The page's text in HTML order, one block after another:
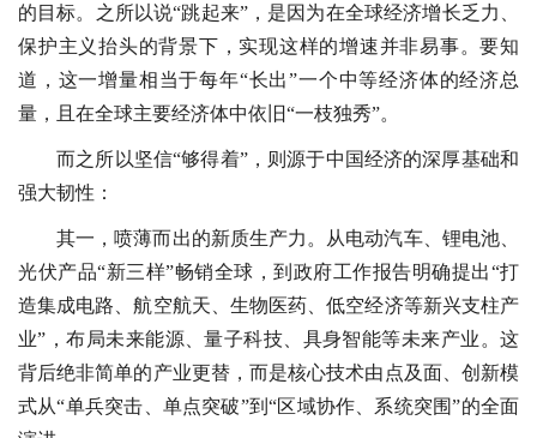
的目标。之所以说“跳起来”，是因为在全球经济增长乏力、
保护主义抬头的背景下，实现这样的增速并非易事。要知
道，这一增量相当于每年“长出”一个中等经济体的经济总
量，且在全球主要经济体中依旧“一枝独秀”。
而之所以坚信“够得着”，则源于中国经济的深厚基础和
强大韧性：
其一，喷薄而出的新质生产力。从电动汽车、锂电池、
光伏产品“新三样”畅销全球，到政府工作报告明确提出“打
造集成电路、航空航天、生物医药、低空经济等新兴支柱产
业”，布局未来能源、量子科技、具身智能等未来产业。这
背后绝非简单的产业更替，而是核心技术由点及面、创新模
式从“单兵突击、单点突破”到“区域协作、系统突围”的全面